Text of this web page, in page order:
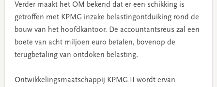
Verder maakt het OM bekend dat er een schikking is
getroffen met KPMG inzake belastingontduiking rond de
bouw van het hoofdkantoor. De accountantsreus zal een
boete van acht miljoen euro betalen, bovenop de
terugbetaling van ontdoken belasting.
Ontwikkelingsmaatschappij KPMG II wordt ervan